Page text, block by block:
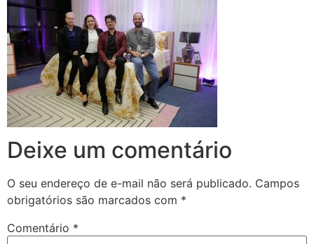
Deixe um comentário
O seu endereço de e-mail não será publicado. Campos
obrigatórios são marcados com *
Comentário *